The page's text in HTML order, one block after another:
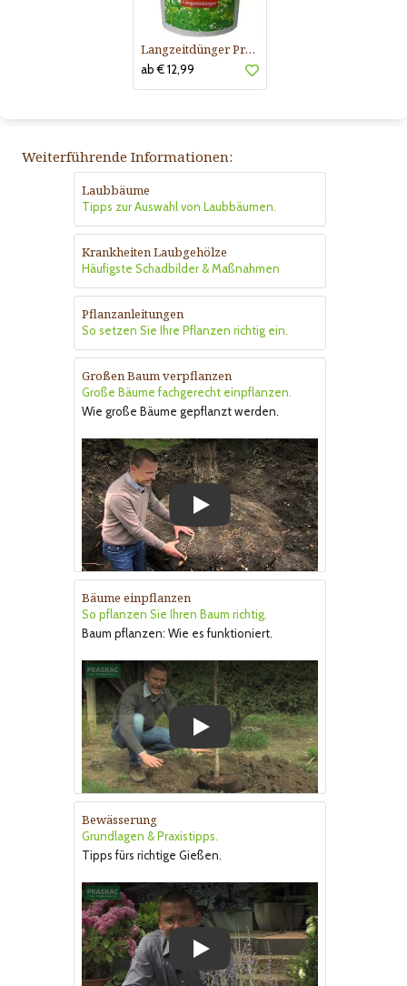
Langzeitdünger Praskac
ab € 12,99
Weiterführende Informationen:
Laubbäume
Tipps zur Auswahl von Laubbäumen.
Krankheiten Laubgehölze
Häufigste Schadbilder & Maßnahmen
Pflanzanleitungen
So setzen Sie Ihre Pflanzen richtig ein.
Großen Baum verpflanzen
Große Bäume fachgerecht einpflanzen.
Wie große Bäume gepflanzt werden.
Bäume einpflanzen
So pflanzen Sie Ihren Baum richtig.
Baum pflanzen: Wie es funktioniert.
Bewässerung
Grundlagen & Praxistipps.
Tipps fürs richtige Gießen.